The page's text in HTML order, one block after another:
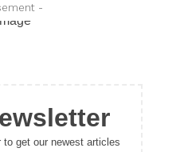
-
get our newest articles